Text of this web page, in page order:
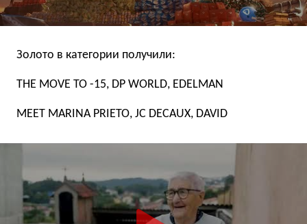
Золото в категории получили:
THE MOVE TO -15, DP WORLD, EDELMAN
MEET MARINA PRIETO, JC DECAUX, DAVID